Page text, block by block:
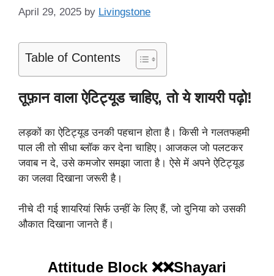
April 29, 2025 by Livingstone
Table of Contents
तूफ़ान वाला ऐटिट्यूड चाहिए, तो ये शायरी पढ़ो!
लड़कों का ऐटिट्यूड उनकी पहचान होता है। किसी ने गलतफहमी
पाल ली तो सीधा ब्लॉक कर देना चाहिए। आजकल जो पलटकर
जवाब न दे, उसे कमजोर समझा जाता है। ऐसे में अपने ऐटिट्यूड
का जलवा दिखाना जरूरी है।
नीचे दी गई शायरियां सिर्फ उन्हीं के लिए हैं, जो दुनिया को उसकी
औकात दिखाना जानते हैं।
Attitude Block ❌❌Shayari